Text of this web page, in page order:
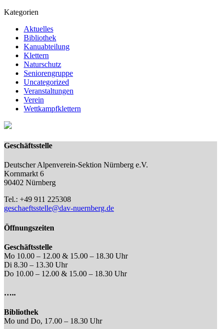
Kategorien
Aktuelles
Bibliothek
Kanuabteilung
Klettern
Naturschutz
Seniorengruppe
Uncategorized
Veranstaltungen
Verein
Wettkampfklettern
Geschäftsstelle
Deutscher Alpenverein-Sektion Nürnberg e.V.
Kornmarkt 6
90402 Nürnberg
Tel.: +49 911 225308
geschaeftsstelle@dav-nuernberg.de
Öffnungszeiten
Geschäftsstelle
Mo 10.00 – 12.00 & 15.00 – 18.30 Uhr
Di 8.30 – 13.30 Uhr
Do 10.00 – 12.00 & 15.00 – 18.30 Uhr
…..
Bibliothek
Mo und Do, 17.00 – 18.30 Uhr